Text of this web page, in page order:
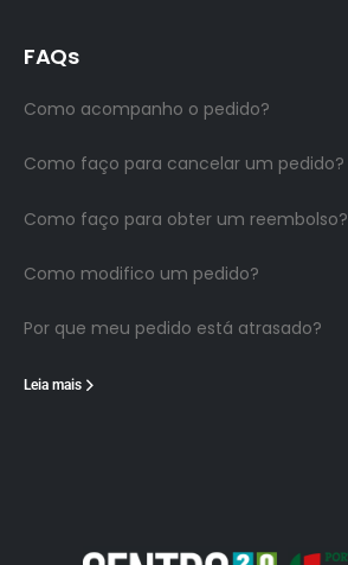
FAQs
Como acompanho o pedido?
Como faço para cancelar um pedido?
Como faço para obter um reembolso?
Como modifico um pedido?
Por que meu pedido está atrasado?
Leia mais